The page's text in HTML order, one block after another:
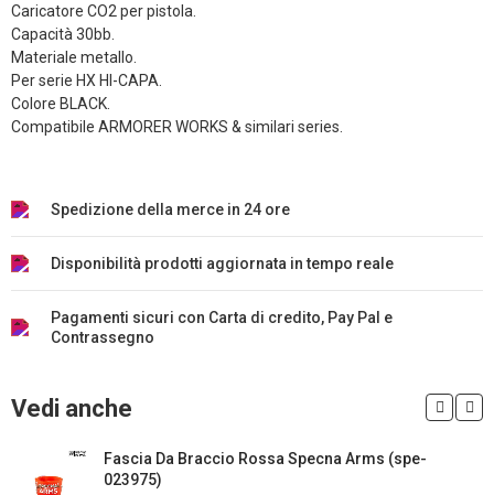
Caricatore CO2 per pistola.
Capacità 30bb.
Materiale metallo.
Per serie HX HI-CAPA.
Colore BLACK.
Compatibile ARMORER WORKS & similari series.
Spedizione della merce in 24 ore
Disponibilità prodotti aggiornata in tempo reale
Pagamenti sicuri con Carta di credito, Pay Pal e
Contrassegno
Vedi anche
Fascia Da Braccio Rossa Specna Arms (spe-
023975)